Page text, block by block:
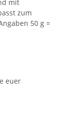
mit
zum
50 g =
euer